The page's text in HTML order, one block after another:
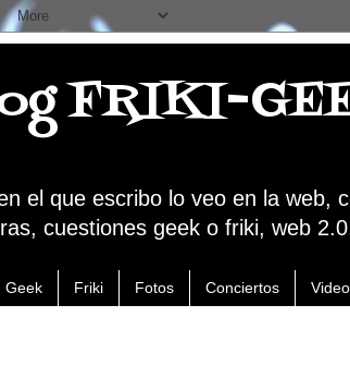
FRIKI-
el que escribo lo veo en la web,
cuestiones geek o friki, web
Geek Friki Fotos Conciertos